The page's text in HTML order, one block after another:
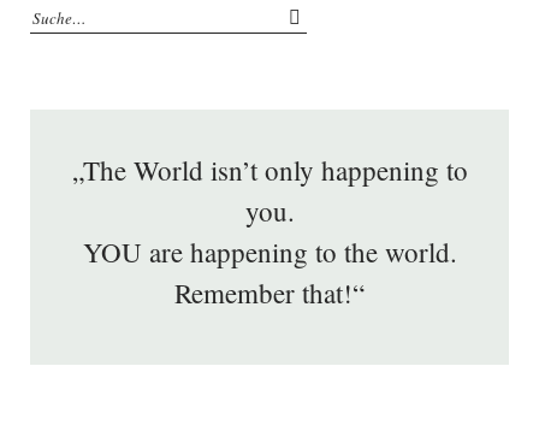
„The World isn’t only happening to
you.
YOU are happening to the world.
Remember that!“